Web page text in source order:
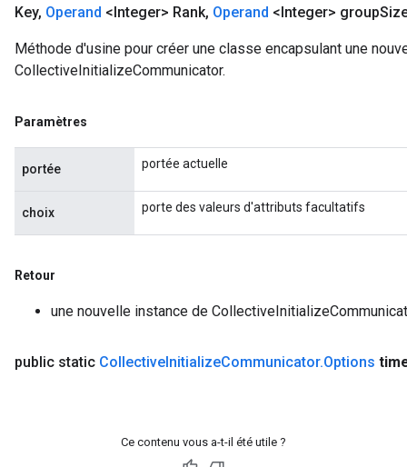
Key, Operand <Integer> Rank, Operand <Integer> group
Méthode d'usine pour créer une classe encapsulant une
CollectiveInitializeCommunicator.
Paramètres
portée portée actuelle
choix porte des valeurs d'attributs facultatifs
Retour
une nouvelle instance de
public static CollectiveInitializeCommunicator.Options
Ce contenu vous a-t-il été utile ?